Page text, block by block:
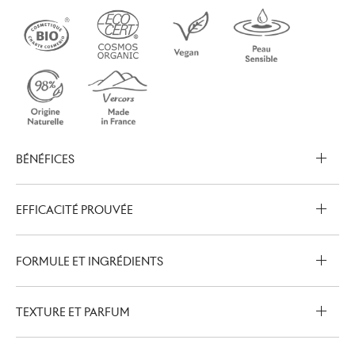
BÉNÉFICES
EFFICACITÉ PROUVÉE
FORMULE ET INGRÉDIENTS
TEXTURE ET PARFUM